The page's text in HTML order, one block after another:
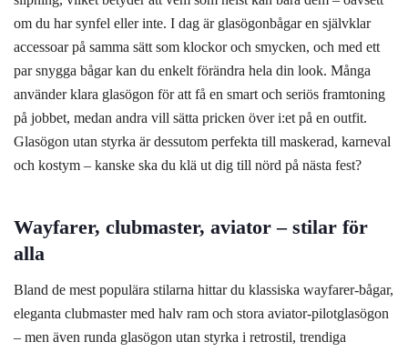
om du har synfel eller inte. I dag är glasögonbågar en självklar
accessoar på samma sätt som klockor och smycken, och med ett
par snygga bågar kan du enkelt förändra hela din look. Många
använder klara glasögon för att få en smart och seriös framtoning
på jobbet, medan andra vill sätta pricken över i:et på en outfit.
Glasögon utan styrka är dessutom perfekta till maskerad, karneval
och kostym – kanske ska du klä ut dig till nörd på nästa fest?
Wayfarer, clubmaster, aviator – stilar för
alla
Bland de mest populära stilarna hittar du klassiska wayfarer-bågar,
eleganta clubmaster med halv ram och stora aviator-pilotglasögon
– men även runda glasögon utan styrka i retrostil, trendiga